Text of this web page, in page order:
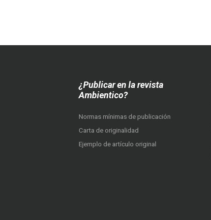
¿Publicar en la revista
Ambientico?
Normas mínimas de publicación
Carta de originalidad
Ejemplo de artículo original